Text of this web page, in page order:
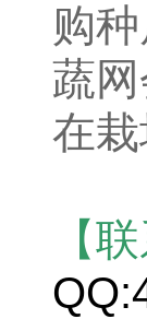
购
蔬
在
【